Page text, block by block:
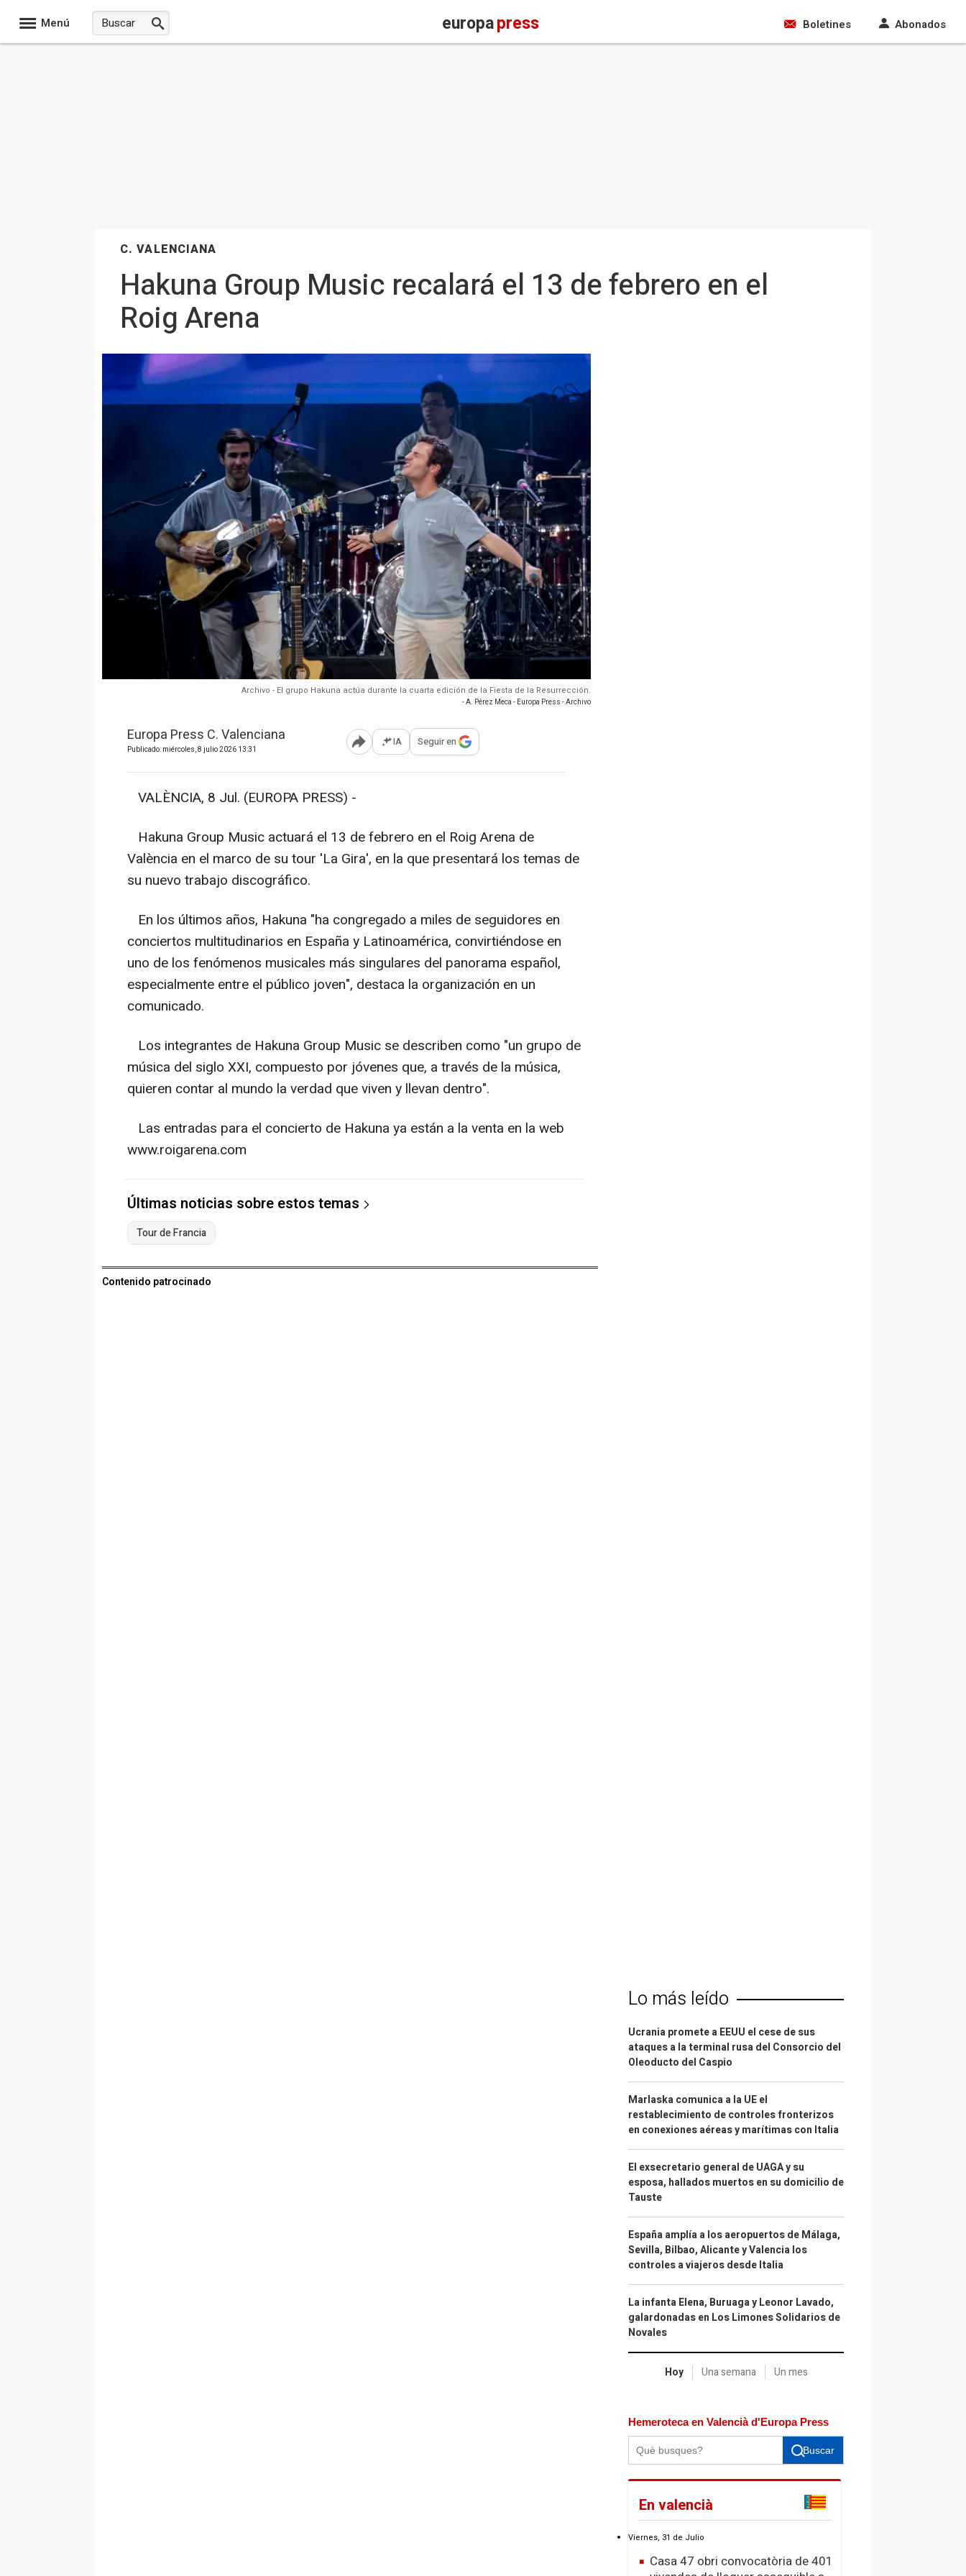
Menú europapress Boletines Abonados
C. VALENCIANA
Hakuna Group Music recalará el 13 de febrero en el
Roig Arena
Archivo - El grupo Hakuna actúa durante la cuarta edición de la Fiesta de la Resurrección.
- A. Pérez Meca - Europa Press - Archivo
Europa Press C. Valenciana
Publicado: miércoles, 8 julio 2026 13:31 Abrir opciones para compartir
IA Seguir en
VALÈNCIA, 8 Jul. (EUROPA PRESS) -
Hakuna Group Music actuará el 13 de febrero en el Roig Arena de
València en el marco de su tour 'La Gira', en la que presentará los temas de
su nuevo trabajo discográfico.
En los últimos años, Hakuna "ha congregado a miles de seguidores en
conciertos multitudinarios en España y Latinoamérica, convirtiéndose en
uno de los fenómenos musicales más singulares del panorama español,
especialmente entre el público joven", destaca la organización en un
comunicado.
Los integrantes de Hakuna Group Music se describen como "un grupo de
música del siglo XXI, compuesto por jóvenes que, a través de la música,
quieren contar al mundo la verdad que viven y llevan dentro".
Las entradas para el concierto de Hakuna ya están a la venta en la web
www.roigarena.com
Últimas noticias sobre estos temas
Tour de Francia
Contenido patrocinado
Lo más leído
Ucrania promete a EEUU el cese de sus
ataques a la terminal rusa del Consorcio del
Oleoducto del Caspio
Marlaska comunica a la UE el
restablecimiento de controles fronterizos
en conexiones aéreas y marítimas con Italia
El exsecretario general de UAGA y su
esposa, hallados muertos en su domicilio de
Tauste
España amplía a los aeropuertos de Málaga,
Sevilla, Bilbao, Alicante y Valencia los
controles a viajeros desde Italia
La infanta Elena, Buruaga y Leonor Lavado,
galardonadas en Los Limones Solidarios de
Novales
Hoy Una semana Un mes
Hemeroteca en Valencià d'Europa Press
Buscar
En valencià
Viernes, 31 de Julio
Casa 47 obri convocatòria de 401